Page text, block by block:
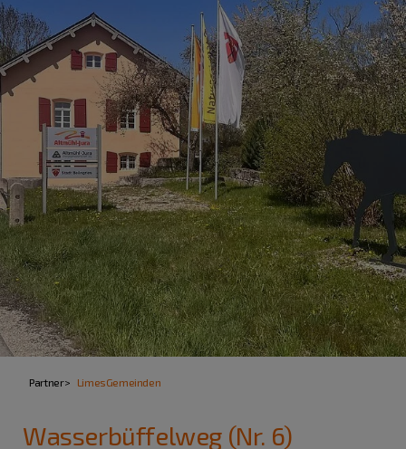
Partner LimesGemeinden
Wasserbüffelweg (Nr. 6)